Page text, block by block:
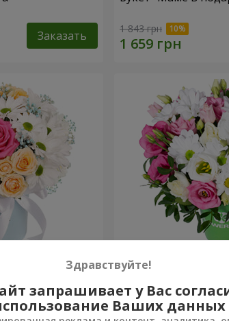
Заказать 1 843 грн
не
Заказать
Композиция "Лучики
954 грн
Здравствуйте!
запрашивает у Вас
Ваших данных